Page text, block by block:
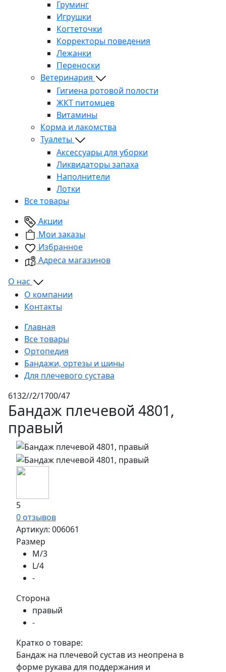
Груминг
Игрушки
Когтеточки
Корректоры поведения
Лежанки
Переноски
Ветеринария
Гигиена ротовой полости
ЖКТ питомцев
Витамины
Корма и лакомства
Туалеты
Аксессуары для уборки
Ликвидаторы запаха
Наполнители
Лотки
Все товары
Акции
Мои заказы
Избранное
Адреса магазинов
О нас
О компании
Контакты
Главная
Все товары
Ортопедия
Бандажи, ортезы и шины
Для плечевого сустава
6132//2/1700/47
Бандаж плечевой 4801,
правый
5
0 отзывов
Артикул: 006061
Размер
M/3
L/4
-
Сторона
правый
-
Кратко о товаре:
Бандаж на плечевой сустав из неопрена в
форме рукава для поддержания и